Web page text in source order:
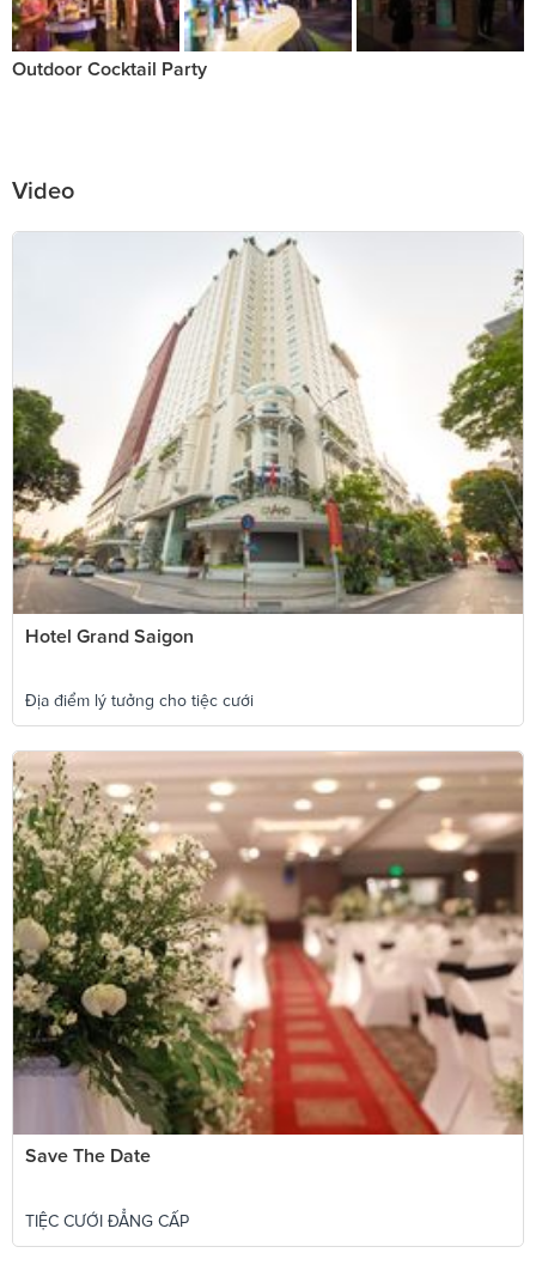
Outdoor Cocktail Party
Video
Hotel Grand Saigon
Địa điểm lý tưởng cho tiệc cưới
Save The Date
TIỆC CƯỚI ĐẲNG CẤP